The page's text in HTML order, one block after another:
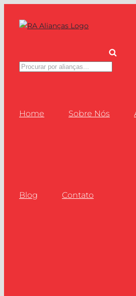
Pesquisar
Home Sobre Nós
Blog Contato